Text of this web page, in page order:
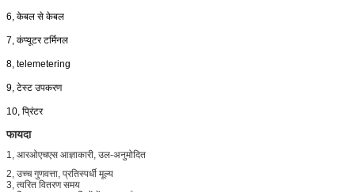
6, केबल से केबल
7, कंप्यूटर टर्मिनल
8, telemetering
9, टेस्ट उपकरण
10, प्रिंटर
फायदा
1, आरओएचएस आज्ञाकारी, उल-अनुमोदित
2, उच्च गुणवत्ता, प्रतिस्पर्धी मूल्य
3, त्वरित वितरण समय